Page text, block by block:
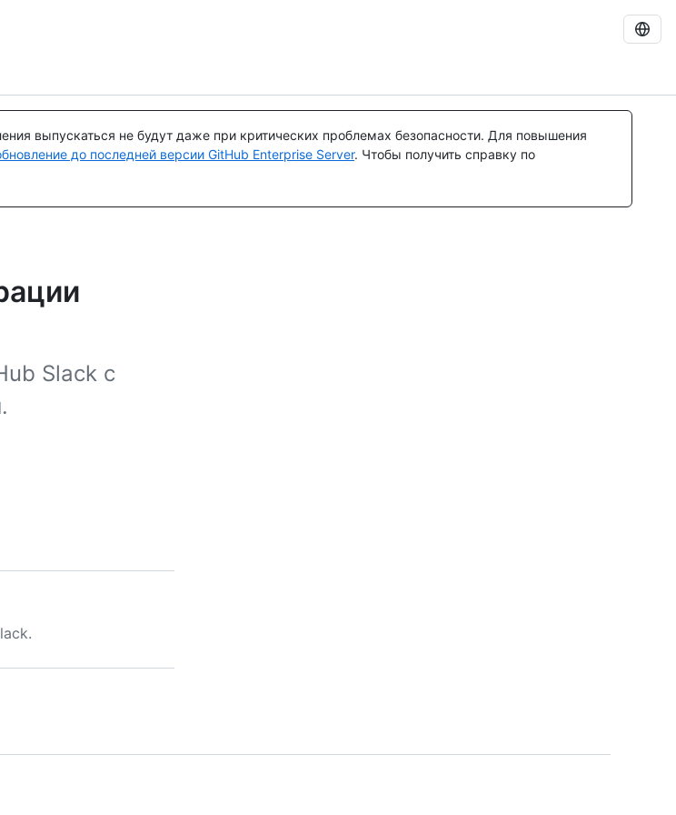
выпускаться не будут даже при критических проблемах безопасности. Для повышения
до последней версии GitHub Enterprise Server. Чтобы получить справку по
Slack с